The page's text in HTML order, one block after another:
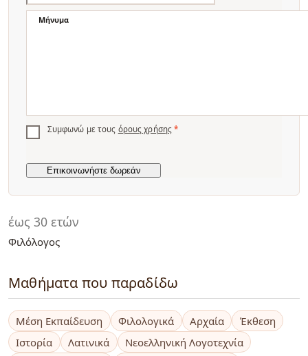
έως 30 ετών
Φιλόλογος
Μαθήματα που παραδίδω
Μέση Εκπαίδευση Φιλολογικά Αρχαία
Έκθεση
Ιστορία
Λατινικά
Νεοελληνική Λογοτεχνία
Μήνυμα
Συμφωνώ με τους όρους χρήσης *